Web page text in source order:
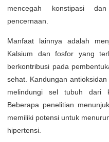
mencegah konstipasi
pencernaan.
Manfaat lainnya adalah
Kalsium dan fosfor yang
berkontribusi pada
sehat. Kandungan
melindungi sel tubuh dari
Beberapa penelitian
memiliki potensi untuk
hipertensi.